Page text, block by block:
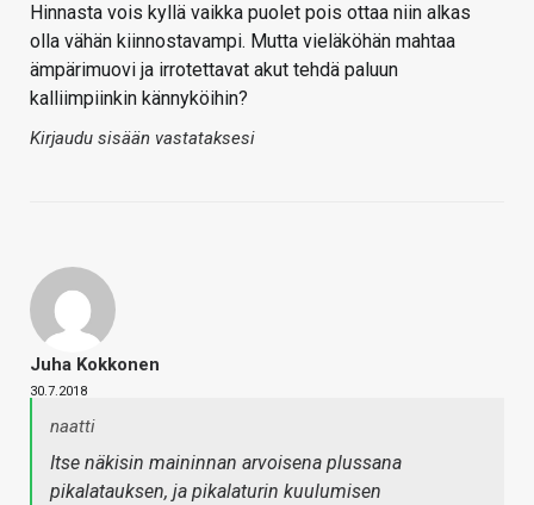
Hinnasta vois kyllä vaikka puolet pois ottaa niin alkas
olla vähän kiinnostavampi. Mutta vieläköhän mahtaa
ämpärimuovi ja irrotettavat akut tehdä paluun
kalliimpiinkin kännyköihin?
Kirjaudu sisään vastataksesi
Juha Kokkonen
30.7.2018
naatti
Itse näkisin maininnan arvoisena plussana
pikalatauksen, ja pikalaturin kuulumisen